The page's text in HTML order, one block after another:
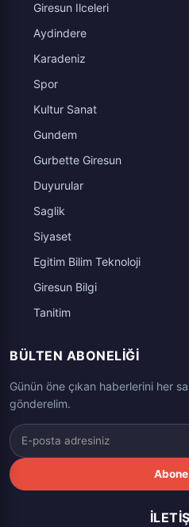
Giresun Ilceleri
Aydindere
Karadeniz
Spor
Kultur Sanat
Gundem
Gurbette Giresun
Duyurular
Saglik
Siyaset
Egitim Bilim Teknoloji
Giresun Bilgi
Tanitim
BÜLTEN ABONELIĞI
Günün öne çıkan haberlerini her
gönderelim.